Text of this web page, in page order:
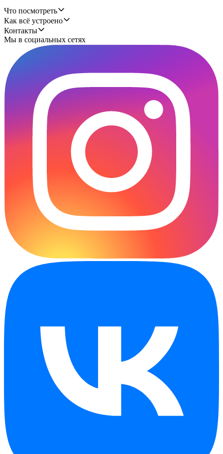
Что посмотреть
Как всё устроено
Контакты
Мы в социальных сетях